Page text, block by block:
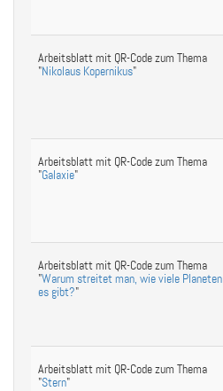
Arbeitsblatt mit QR-Code zum Thema
"Nikolaus Kopernikus"
Arbeitsblatt mit QR-Code zum Thema
"Galaxie"
Arbeitsblatt mit QR-Code zum Thema
"Warum streitet man, wie viele Planeten
es gibt?"
Arbeitsblatt mit QR-Code zum Thema
"Stern"